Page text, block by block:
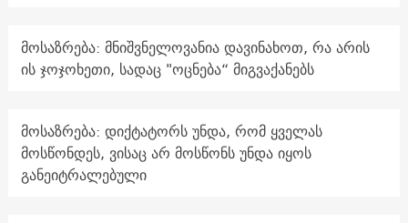
მოსაზრება: მნიშვნელოვანია დავინახოთ, რა არის
ის ჯოჯოხეთი, სადაც "ოცნება“ მიგვაქანებს
მოსაზრება: დიქტატორს უნდა, რომ ყველას
მოსწონდეს, ვისაც არ მოსწონს უნდა იყოს
განეიტრალებული